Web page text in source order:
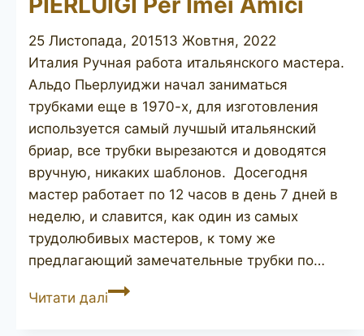
25 Листопада, 201513 Жовтня, 2022
Италия Ручная работа итальянского мастера.
Альдо Пьерлуиджи начал заниматься
трубками еще в 1970-х, для изготовления
используется самый лучшый итальянский
бриар, все трубки вырезаются и доводятся
вручную, никаких шаблонов. Досегодня
мастер работает по 12 часов в день 7 дней в
неделю, и славится, как один из самых
трудолюбивых мастеров, к тому же
предлагающий замечательные трубки по…
Читати даліPIERLUIGI